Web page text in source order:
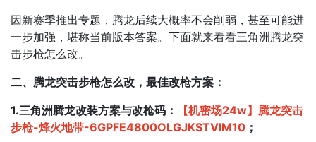
因新赛季推出专题，腾龙后续大概率不会削弱，甚至可能进
一步加强，堪称当前版本答案。下面就来看看三角洲腾龙突
击步枪怎么改。
二、腾龙突击步枪怎么改，最佳改枪方案：
1.三角洲腾龙改装方案与改枪码：
【机密场24w】腾龙突击
步枪-烽火地带-6GPFE4800OLGJKSTVIM10 ；